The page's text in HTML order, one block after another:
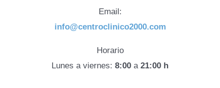
Email:
info@centroclinico2000.com
Horario
Lunes a viernes: 8:00 a 21:00 h